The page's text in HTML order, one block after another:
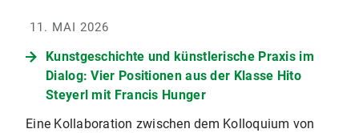
11. MAI 2026
Kunstgeschichte und künstlerische Praxis im
Dialog: Vier Positionen aus der Klasse Hito
Steyerl mit Francis Hunger
Eine Kollaboration zwischen dem Kolloquium von